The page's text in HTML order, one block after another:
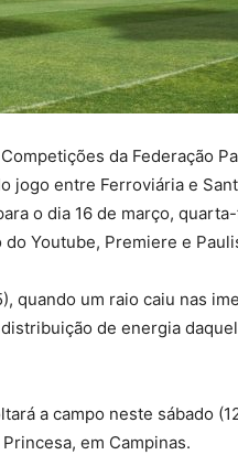
da Federação
jogo entre Ferroviária e
o dia 16 de março,
Youtube, Premiere e
quando um raio caiu nas
de energia
a campo neste sábado
em Campinas.